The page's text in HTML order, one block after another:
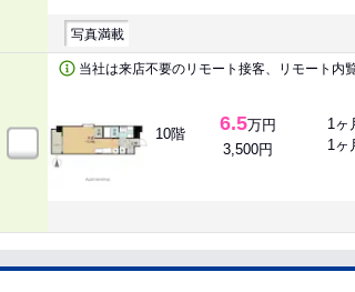
写真満載
当社は来店不要のリモート接客、リモート内
10階 6.5万円
3,500円
1ヶ
1ヶ